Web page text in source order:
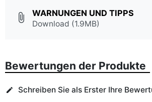
attach_file WARNUNGEN UND TIPPS
Download (1.9MB)
Bewertungen der Produkte
edit Schreiben Sie als Erster Ihre